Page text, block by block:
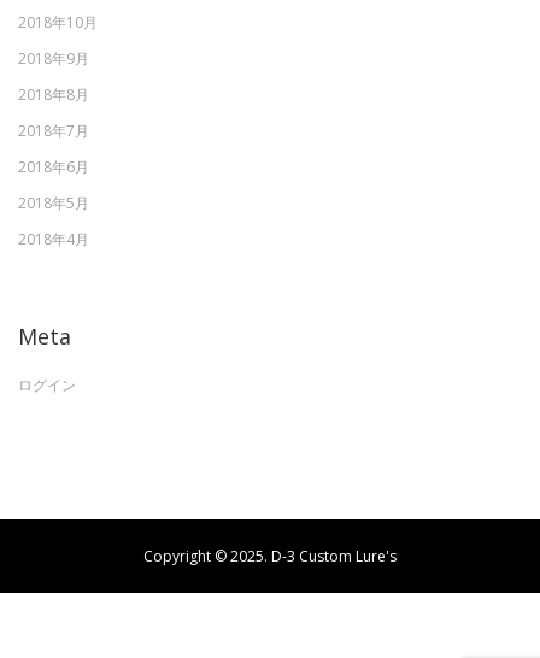
2018年10月
2018年9月
2018年8月
2018年7月
2018年6月
2018年5月
2018年4月
Meta
ログイン
Copyright © 2025. D-3 Custom Lure's